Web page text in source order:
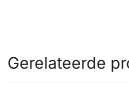
Gerelateerde